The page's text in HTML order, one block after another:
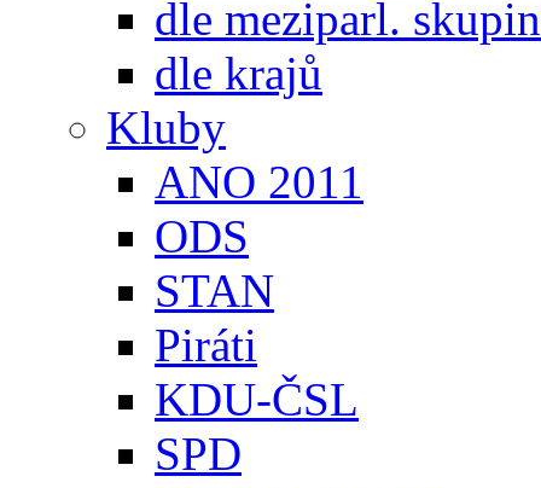
dle meziparl. skupin
dle krajů
Kluby
ANO 2011
ODS
STAN
Piráti
KDU-ČSL
SPD